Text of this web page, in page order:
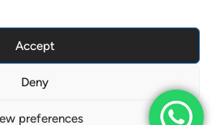
Accept
Deny
preferences
Travel. All Rights Reserved.